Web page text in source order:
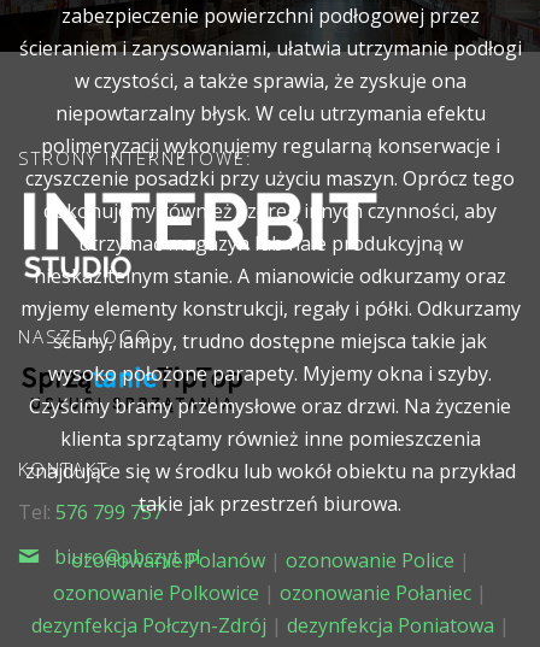
zabezpieczenie powierzchni podłogowej przez
ścieraniem i zarysowaniami, ułatwia utrzymanie podłogi
w czystości, a także sprawia, że zyskuje ona
niepowtarzalny błysk. W celu utrzymania efektu
polimeryzacji wykonujemy regularną konserwacje i
czyszczenie posadzki przy użyciu maszyn. Oprócz tego
dokonujemy również szereg innych czynności, aby
utrzymać magazyn lub hale produkcyjną w
nieskazitelnym stanie. A mianowicie odkurzamy oraz
myjemy elementy konstrukcji, regały i półki. Odkurzamy
ściany, lampy, trudno dostępne miejsca takie jak
wysoko położone parapety. Myjemy okna i szyby.
Czyścimy bramy przemysłowe oraz drzwi. Na życzenie
klienta sprzątamy również inne pomieszczenia
znajdujące się w środku lub wokół obiektu na przykład
takie jak przestrzeń biurowa.
ozonowanie Polanów| ozonowanie Police |
ozonowanie Polkowice | ozonowanie Połaniec |
dezynfekcja Połczyn-Zdrój | dezynfekcja Poniatowa |
STRONY INTERNETOWE:
NASZE LOGO:
KONTAKT:
Tel: 576 799 757
biuro@pbczyt.pl